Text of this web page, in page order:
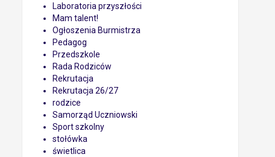
Laboratoria przyszłości
Mam talent!
Ogłoszenia Burmistrza
Pedagog
Przedszkole
Rada Rodziców
Rekrutacja
Rekrutacja 26/27
rodzice
Samorząd Uczniowski
Sport szkolny
stołówka
świetlica